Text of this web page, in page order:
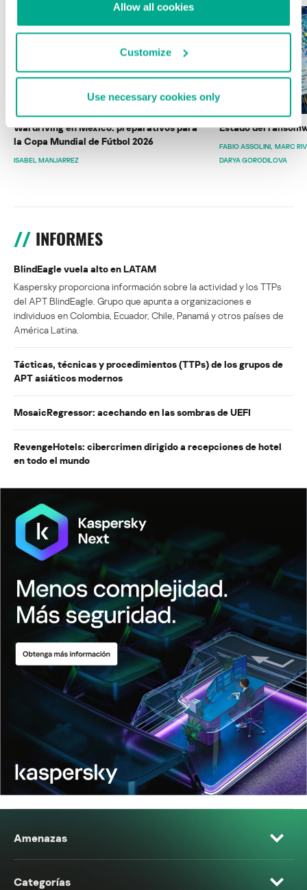
Allow all cookies
Customize
Use necessary cookies only
Wardriving en México: preparativos para
la Copa Mundial de Fútbol 2026
ISABEL MANJARREZ
Estado del
FABIO ASSOLINI MARC
DARYA GORODILOVA
INFORMES
BlindEagle vuela alto en LATAM
Kaspersky proporciona información sobre la actividad y los TTPs
del APT BlindEagle. Grupo que apunta a organizaciones e
individuos en Colombia, Ecuador, Chile, Panamá y otros países de
América Latina.
Tácticas, técnicas y procedimientos (TTPs) de los grupos de
APT asiáticos modernos
MosaicRegressor: acechando en las sombras de UEFI
RevengeHotels: cibercrimen dirigido a recepciones de hotel
en todo el mundo
Amenazas
Categorías